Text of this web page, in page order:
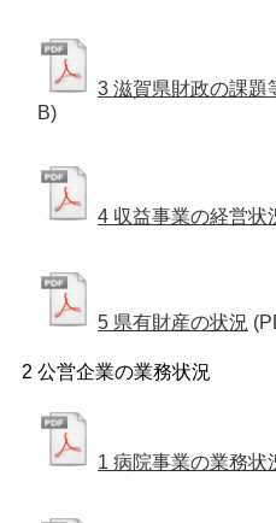
3 滋賀県財政の課題
B)
4 収益事業の経営状
5 県有財産の状況
2 公営企業の業務状況
1 病院事業の業務状